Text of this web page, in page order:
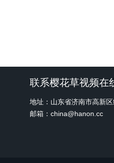
联系樱花草视频在
地址：山东省济南市高
邮箱：china@hanon.cc